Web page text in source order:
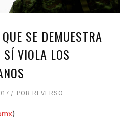
SE DEMUESTRA
SÍ VIOLA LOS
POR REVERSO
)